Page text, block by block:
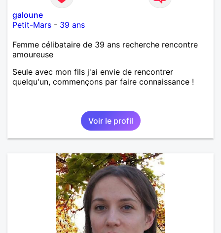
galoune
Petit-Mars - 39 ans
Femme célibataire de 39 ans recherche rencontre
amoureuse
Seule avec mon fils j'ai envie de rencontrer
quelqu'un, commençons par faire connaissance !
Voir le profil